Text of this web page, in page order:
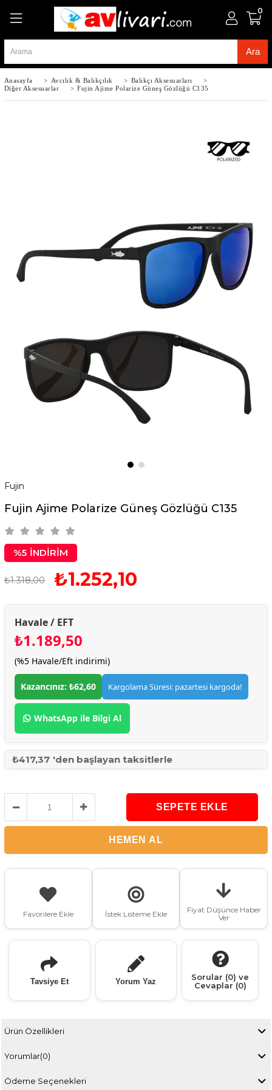
0
Anasayfa > Avcılık & Balıkçılık > Balıkçı Aksesuarları
>
Diğer Aksesuarlar
> Fujin Ajime Polarize Güneş Gözlüğü C135
Fujin
Fujin Ajime Polarize Güneş Gözlüğü C135
%5 İNDIRIM
₺1.318,00 ₺1.252,10
Havale / EFT
₺1.189,50
(%5 Havale/Eft indirimi)
Kazancınız: ₺62,60 Kargolama Süresi: pazartesi kargoda!
WhatsApp ile Bilgi Al
₺417,37 'den başlayan taksitlerle
Favorilere Ekle İstek Listeme Ekle
Fiyat Düşünce Haber
Ver
Tavsiye Et Yorum Yaz
Sorular (0) ve
Cevaplar (0)
Ürün Özellikleri
Yorumlar(0)
Ödeme Seçenekleri